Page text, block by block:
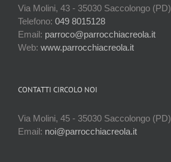
Via Molini, 43 - 35030 Saccolongo (PD)
Telefono: 049 8015128
Email: parroco@parrocchiacreola.it
Web: www.parrocchiacreola.it
CONTATTI CIRCOLO NOI
Via Molini, 45 - 35030 Saccolongo (PD)
Email: noi@parrocchiacreola.it